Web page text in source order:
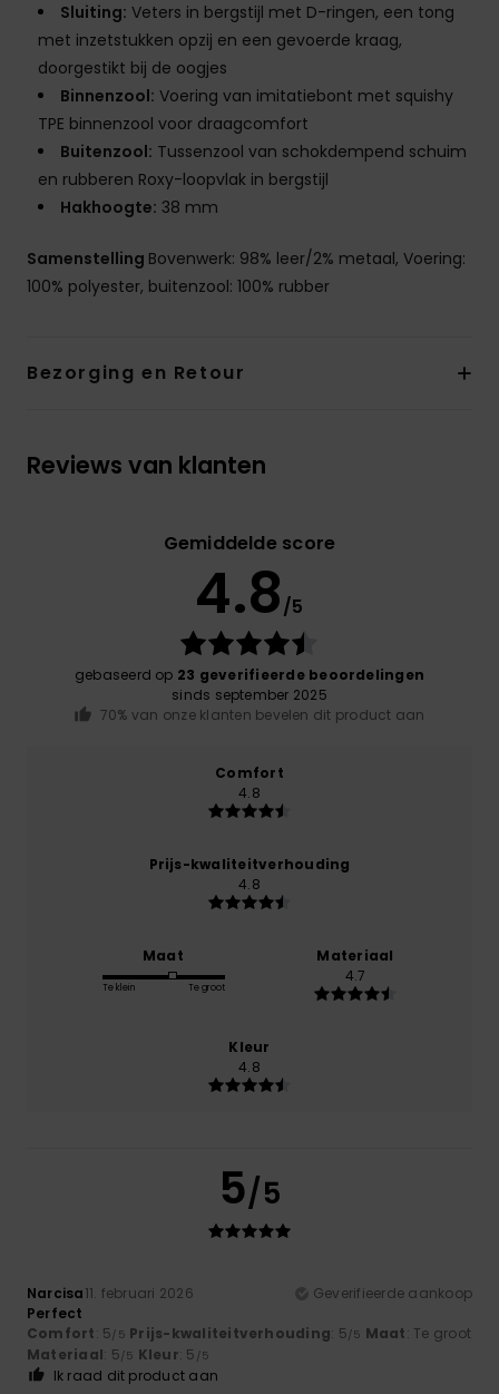
Sluiting: Veters in bergstijl met D-ringen, een tong
met inzetstukken opzij en een gevoerde kraag,
doorgestikt bij de oogjes
Binnenzool: Voering van imitatiebont met squishy
TPE binnenzool voor draagcomfort
Buitenzool: Tussenzool van schokdempend schuim
en rubberen Roxy-loopvlak in bergstijl
Hakhoogte: 38 mm
Samenstelling Bovenwerk: 98% leer/2% metaal, Voering:
100% polyester, buitenzool: 100% rubber
Bezorging en Retour
Reviews van klanten
Gemiddelde score
4.8/5
gebaseerd op 23 geverifieerde beoordelingen
sinds september 2025
70% van onze klanten bevelen dit product aan
Comfort
4.8
Prijs-kwaliteitverhouding
4.8
Maat
Te klein Te groot
Materiaal
4.7
Kleur
4.8
5/5
Narcisa11. februari 2026
Geverifieerde aankoop
Perfect
Comfort: 5/5 Prijs-kwaliteitverhouding: 5/5 Maat: Te groot
Materiaal: 5/5 Kleur: 5 /5
Ik raad dit product aan